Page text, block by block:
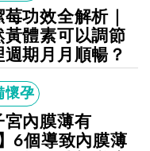
莓功效全解析｜
黃體素可以調節
週期月月順暢？
懷孕
宮內膜薄有
6個導致內膜薄